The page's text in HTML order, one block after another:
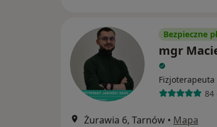
Bezpieczne
mgr
Fizjoterapeuta
84
Żurawia 6, Tarnów • Mapa